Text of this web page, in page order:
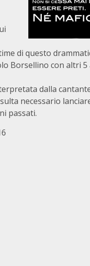
di questo
Borsellino con altri
dalla
necessario
passati.